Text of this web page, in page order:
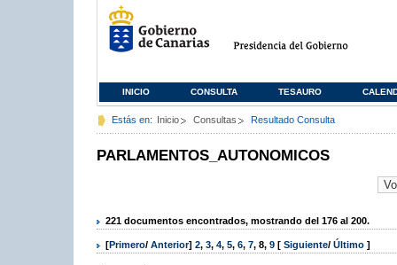
INICIO CONSULTA TESAURO
Estás en: Inicio Consultas Resultado Consulta
PARLAMENTOS_AUTONOMICOS
221 documentos encontrados, mostrando del 176 al 200.
[Primero/ Anterior] 2, 3, 4, 5, 6, 7, 8, 9 [ Siguiente/ Último ]